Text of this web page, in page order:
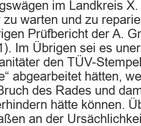
im Landkreis
zu warten und zu
Prüfbericht der A.
Im Übrigen sei es
den TÜV-
abgearbeitet hätten,
des Rades und
hätte können.
an der